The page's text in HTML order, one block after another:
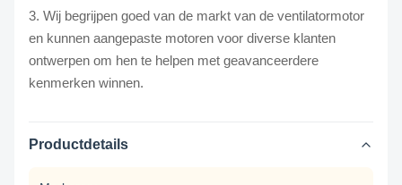
3. Wij begrijpen goed van de markt van de ventilatormotor
en kunnen aangepaste motoren voor diverse klanten
ontwerpen om hen te helpen met geavanceerdere
kenmerken winnen.
Productdetails